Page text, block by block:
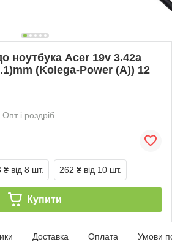
ноутбука Acer 19v 3.42a
(Kolega-Power (A)) 12
Опт і роздріб
₴ від 8 шт. 262 ₴ від 10 шт.
Купити
Доставка Оплата Умови